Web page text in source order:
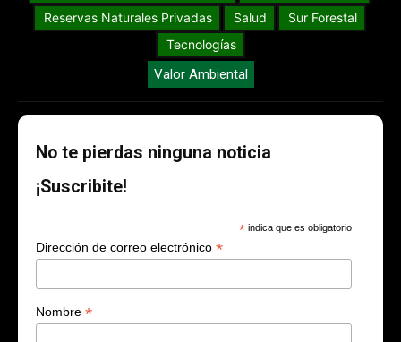
Reservas Naturales Privadas
Salud
Sur Forestal
Tecnologías
Valor Ambiental
No te pierdas ninguna noticia
¡Suscribite!
* indica que es obligatorio
Dirección de correo electrónico *
Nombre *